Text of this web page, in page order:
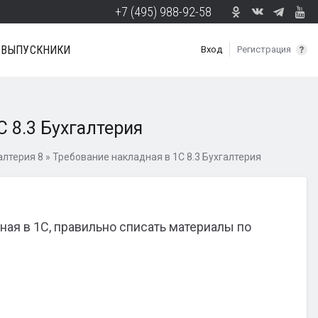
+7 (495) 988-92-58
Вход Регистрация
ВЫПУСКНИКИ
8.3 Бухгалтерия
8 » Требование накладная в 1С 8.3 Бухгалтерия
в 1С, правильно списать материалы по